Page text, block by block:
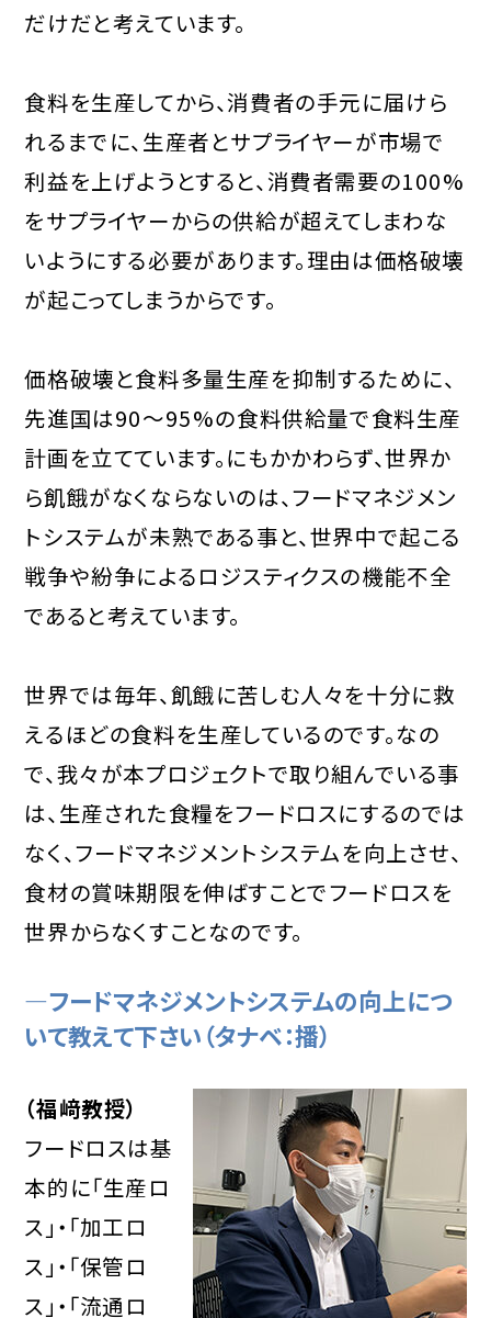
だけだと考えています。
食料を生産してから、消費者の手元に届けら
れるまでに、生産者とサプライヤーが市場で
利益を上げようとすると、消費者需要の100%
をサプライヤーからの供給が超えてしまわな
いようにする必要があります。理由は価格破壊
が起こってしまうからです。
価格破壊と食料多量生産を抑制するために、
先進国は90～95%の食料供給量で食料生産
計画を立てています。にもかかわらず、世界か
ら飢餓がなくならないのは、フードマネジメン
トシステムが未熟である事と、世界中で起こる
戦争や紛争によるロジスティクスの機能不全
であると考えています。
世界では毎年、飢餓に苦しむ人々を十分に救
えるほどの食料を生産しているのです。なの
で、我々が本プロジェクトで取り組んでいる事
は、生産された食糧をフードロスにするのでは
なく、フードマネジメントシステムを向上させ、
食材の賞味期限を伸ばすことでフードロスを
世界からなくすことなのです。
―フードマネジメントシステムの向上につ
いて教えて下さい（タナベ：播）
（福﨑教授）
フードロスは基
本的に「生産ロ
ス」・「加工ロ
ス」・「保管ロ
ス」・「流通ロ